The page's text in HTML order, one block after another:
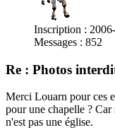
Inscription :
Messages : 852
Re : Photos
Merci Louarn pour ces
pour une chapelle ?
n'est pas une église.